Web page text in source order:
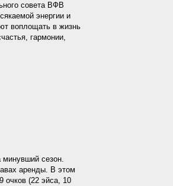
совета ВФВ
энергии и
воплощать в жизнь
гармонии,
минувший сезон.
аренды. В этом
очков (22 эйса, 10